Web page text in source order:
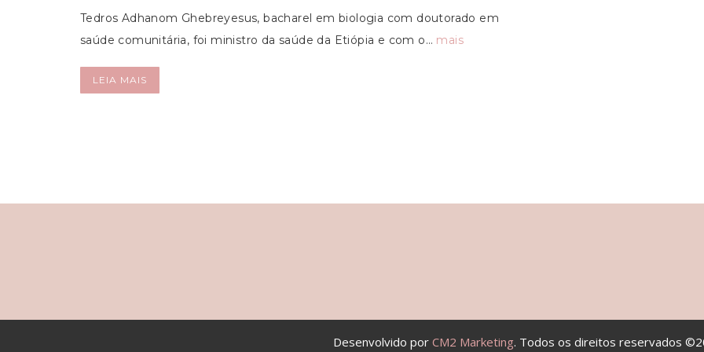
Tedros Adhanom Ghebreyesus, bacharel em biologia com doutorado em
saúde comunitária, foi ministro da saúde da Etiópia e com o… mais
LEIA MAIS
Desenvolvido por CM2 Marketing. Todos os direitos reservados